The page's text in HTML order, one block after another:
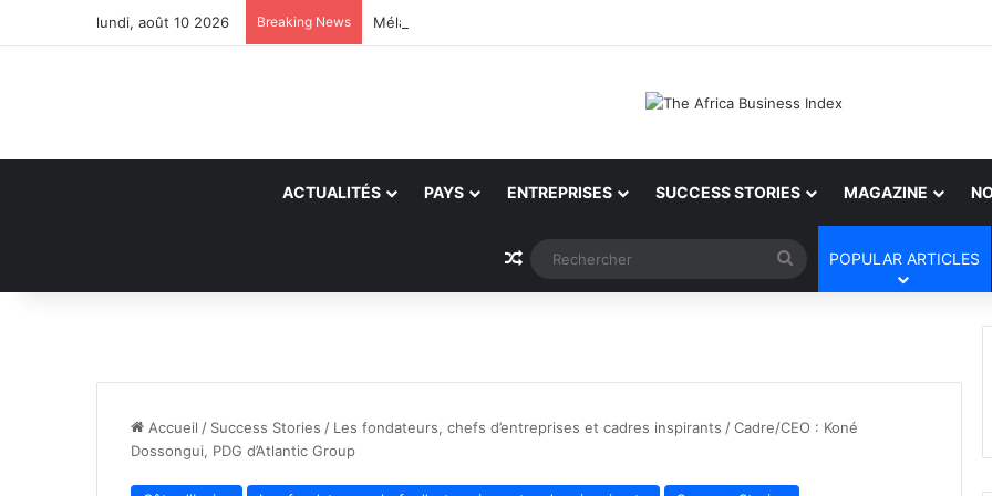
lundi, août 10 2026 Breaking News
ACTUALITÉS PAYS ENTREPRISES SUCCESS STORIES MAGAZINE
Article Aléatoire Rechercher
POPULAR ARTICLES
Accueil / Success Stories / Les fondateurs, chefs d’entreprises et cadres inspirants /Cadre/CEO : Koné
Dossongui, PDG d’Atlantic Group